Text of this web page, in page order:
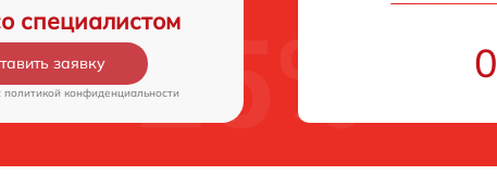
специалистом
заявку
политикой конфиденциальности